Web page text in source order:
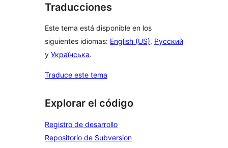
Traducciones
Este tema está disponible en los
siguientes idiomas: English (US), Русский
y Українська.
Traduce este tema
Explorar el código
Registro de desarrollo
Repositorio de Subversion